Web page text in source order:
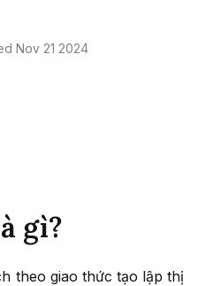
Nov 21 2024
gì?
theo giao thức tạo lập thị